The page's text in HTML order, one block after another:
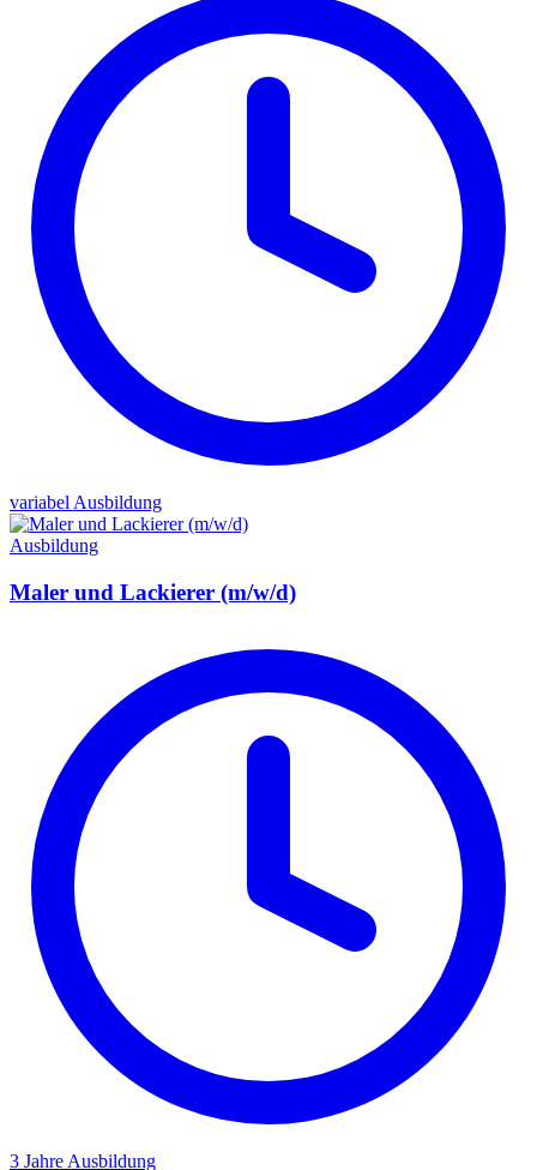
variabel Ausbildung
Ausbildung
Maler und Lackierer (m/w/d)
3 Jahre Ausbildung